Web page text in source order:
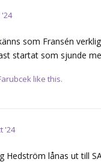
'24
som Fransén
startat som sjunde
like this.
'24
Hedström lånas ut till